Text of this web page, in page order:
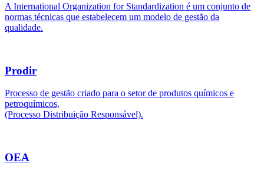
A International Organization for Standardization é um conjunto de
normas técnicas que estabelecem um modelo de gestão da
qualidade.
Prodir
Processo de gestão criado para o setor de produtos químicos e
petroquímicos,
(Processo Distribuição Responsável).
OEA